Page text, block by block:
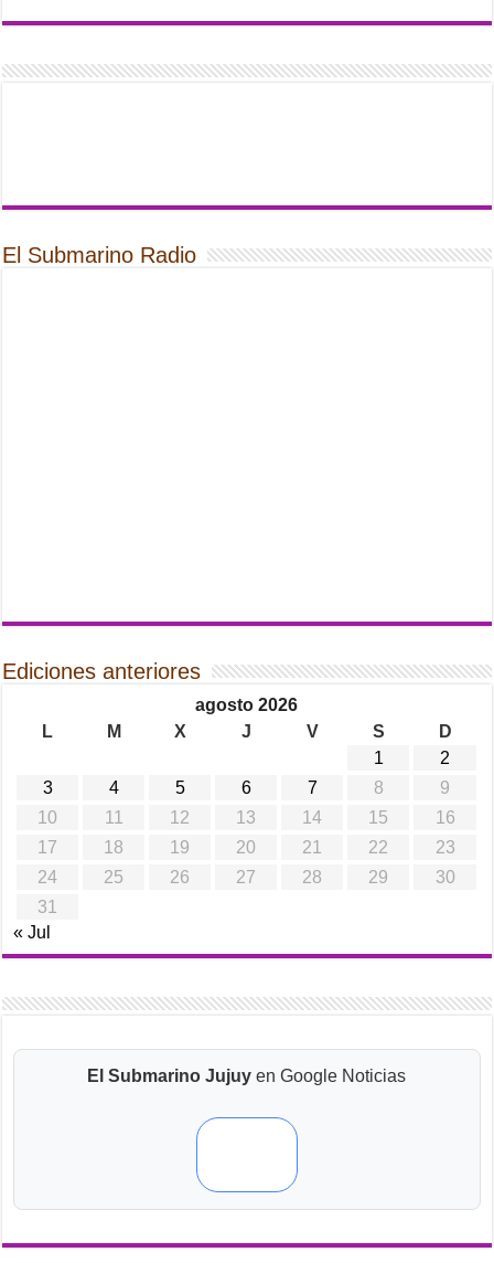
El Submarino Radio
Ediciones anteriores
agosto 2026
L
M X J V S
D
1
2
3
4 5 6 7 8
9
10
11 12 13 14 15
16
17
18 19 20 21 22
23
24
25 26 27 28 29
30
31
« Jul
El Submarino Jujuy en Google Noticias